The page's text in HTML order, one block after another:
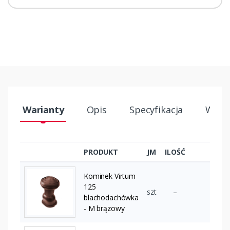
Warianty Opis Specyfikacja
PRODUKT JM ILOŚĆ
Kominek Virtum
125
blachodachówka
- M brązowy
szt –